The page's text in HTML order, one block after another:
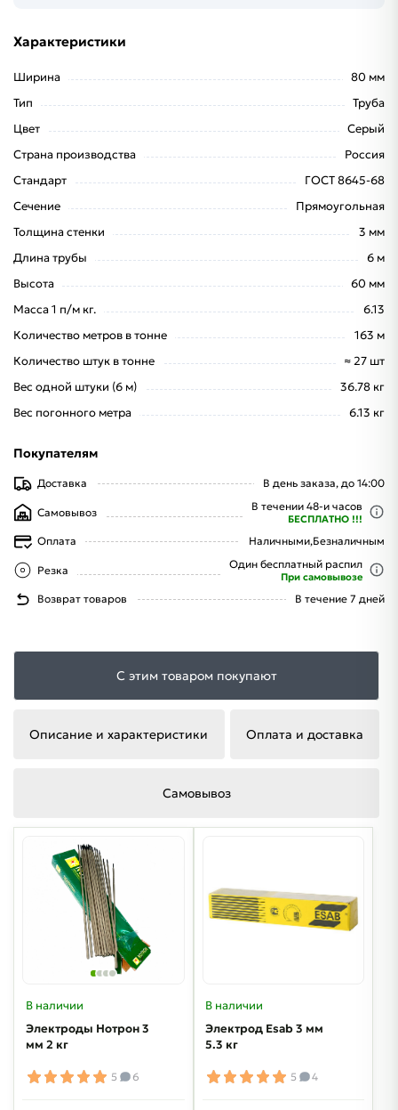
Характеристики
Ширина
80 мм
Тип
Труба
Цвет
Серый
Страна производства
Россия
Стандарт
ГОСТ 8645-68
Сечение
Прямоугольная
Толщина стенки
3 мм
Длина трубы
6 м
Высота
60 мм
Масса 1 п/м кг.
6.13
Количество метров в тонне
163 м
Количество штук в тонне
≈ 27 шт
Вес одной штуки (6 м)
36.78 кг
Вес погонного метра
6.13 кг
Покупателям
Доставка В день заказа, до 14:00
Самовывоз В течении 48-и часов
БЕСПЛАТНО !!!
Оплата Наличными,Безналичным
Резка Один бесплатный распил
При самовывозе
Возврат товаров В течение 7 дней
С этим товаром покупают
Описание и характеристики Оплата и доставка
Самовывоз
В наличии
Электроды Нотрон 3
мм 2 кг
5 6
В наличии
Электрод Esab 3 мм
5.3 кг
5 4